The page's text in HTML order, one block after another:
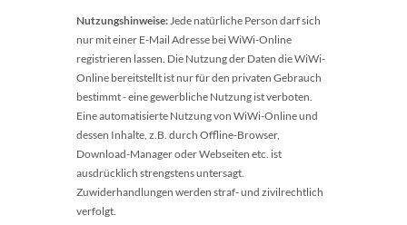
Nutzungshinweise:Jede natürliche Person darf sich
nur mit einer E-Mail Adresse bei WiWi-Online
registrieren lassen. Die Nutzung der Daten die WiWi-
Online bereitstellt ist nur für den privaten Gebrauch
bestimmt - eine gewerbliche Nutzung ist verboten.
Eine automatisierte Nutzung von WiWi-Online und
dessen Inhalte, z.B. durch Offline-Browser,
Download-Manager oder Webseiten etc. ist
ausdrücklich strengstens untersagt.
Zuwiderhandlungen werden straf- und zivilrechtlich
verfolgt.